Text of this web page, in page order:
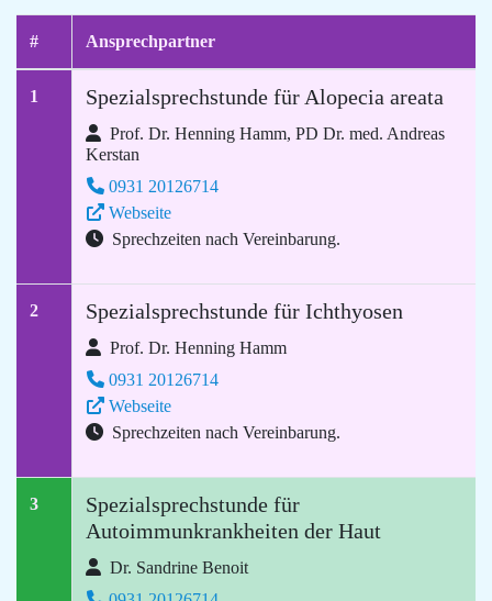
# Ansprechpartner
1 Spezialsprechstunde für Alopecia areata
Prof. Dr. Henning Hamm, PD Dr. med. Andreas
Kerstan
0931 20126714
Webseite
Sprechzeiten nach Vereinbarung.
2 Spezialsprechstunde für Ichthyosen
Prof. Dr. Henning Hamm
0931 20126714
Webseite
Sprechzeiten nach Vereinbarung.
3
Spezialsprechstunde für
Autoimmunkrankheiten der Haut
Dr. Sandrine Benoit